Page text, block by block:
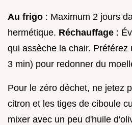
Au frigo : Maximum 2 jours
hermétique. Réchauffage :
qui assèche la chair. Préférez
3 min) pour redonner du
Pour le zéro déchet, ne jetez
citron et les tiges de ciboule
mixer avec un peu d'huile